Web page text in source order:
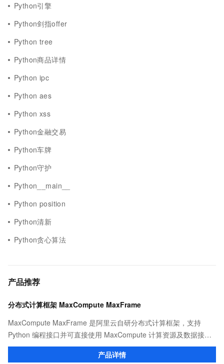
Python引擎
Python剑指offer
Python tree
Python商品详情
Python ipc
Python aes
Python xss
Python金融交易
Python车牌
Python守护
Python__main__
Python position
Python清新
Python贪心算法
产品推荐
分布式计算框架 MaxCompute MaxFrame
MaxCompute MaxFrame 是阿里云自研分布式计算框架，支持
Python 编程接口并可直接使用 MaxCompute 计算资源及数据接
口，与 MaxCompute Notebook、镜像管理等功能共同构成
MaxCompute 完整 Python 开发生态。
产品详情